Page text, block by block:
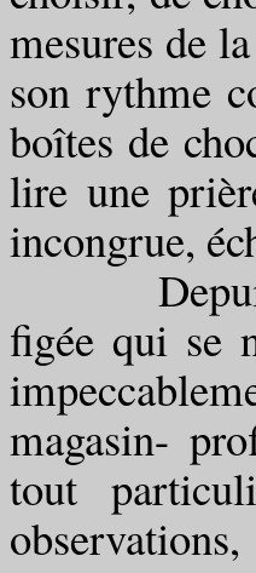
mesures de
son rythme
boîtes de
lire une
incongrue,
Depuis
figée qui se
magasin-
tout